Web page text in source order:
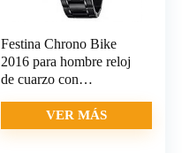
Festina Chrono Bike
2016 para hombre reloj
de cuarzo con
VER MÁS